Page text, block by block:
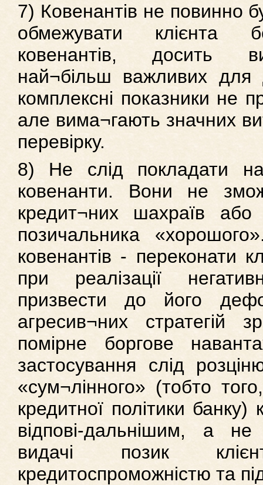
7) Ковенантів не повинно
обмежувати клієнта
ковенантів, досить
най¬більш важливих для
комплексні показники не
але вима¬гають значних
перевірку.
8) Не слід покладати
ковенанти. Вони не
кредит¬них шахраїв
позичальника
ковенантів - переконати
при реалізації
призвести до його
агресив¬них стратегій
помірне боргове
застосування слід
«сум¬лінного» (тобто
кредитної політики
відпові-дальнішим, а
видачі позик
кредитоспроможністю та